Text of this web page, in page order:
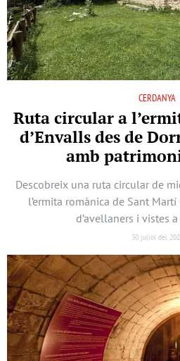
CERDANYA
Ruta circular a
d’Envalls des de
amb
Descobreix una ruta circular de
l’ermita romànica de Sant
d’avellaners i vistes
30 juliol del